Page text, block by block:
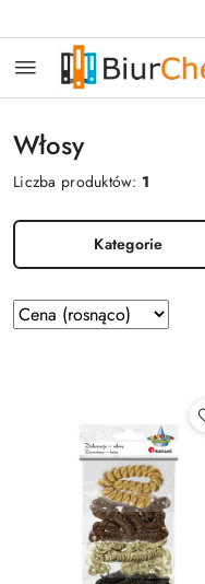
Włosy
Liczba produktów: 1
Kategorie
Zastosowano
sortowanie:
Sortuj
według